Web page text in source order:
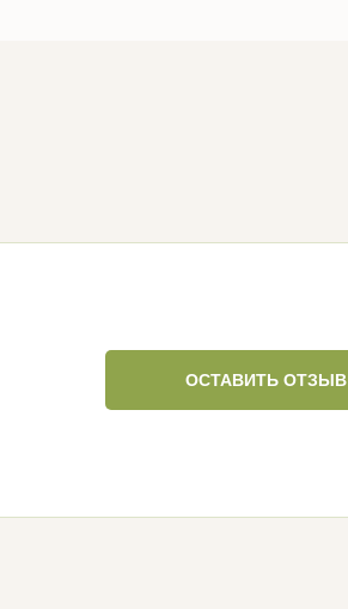
ОСТАВИТЬ ОТЗЫВ